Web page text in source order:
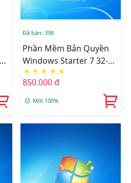
Đã bán: 398
Phần Mềm Bản Quyền
Windows Starter 7 32-Bit
Eng SEA GJC-00579
★ ★ ★ ★ ★
850.000 đ
Mới 100%